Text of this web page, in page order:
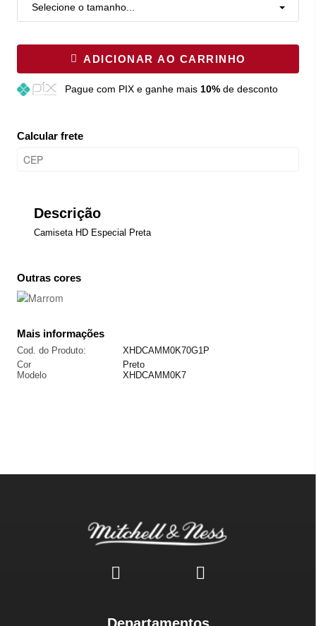
Selecione o tamanho...
ADICIONAR AO CARRINHO
Pague com PIX e ganhe mais 10%de desconto
Calcular frete
Descrição
Camiseta HD Especial Preta
Outras cores
Mais informações
Cod. do Produto:
XHDCAMM0K70G1P
Cor
Preto
Modelo
XHDCAMM0K7